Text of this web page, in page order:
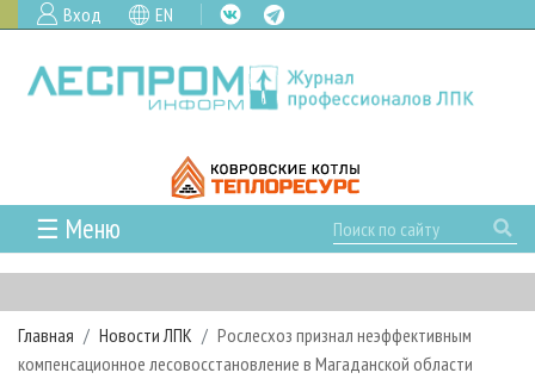
Вход EN
☰ Меню
ГЛАВНАЯ
РУБРИКИ И ТЕМЫ
РУБРИКИ ЖУРНАЛА
НОВОСТИ
Главная Новости ЛПК
Рослесхоз признал неэффективным
компенсационное лесовосстановление в Магаданской области